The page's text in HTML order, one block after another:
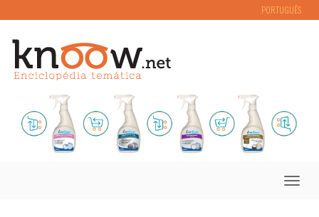
PORTUGUÊS
Toggle